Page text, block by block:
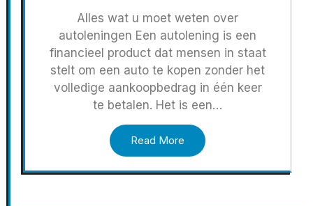
Alles wat u moet weten over
autoleningen Een autolening is een
financieel product dat mensen in staat
stelt om een auto te kopen zonder het
volledige aankoopbedrag in één keer
te betalen. Het is een…
Read More